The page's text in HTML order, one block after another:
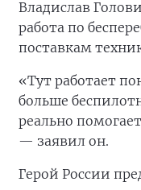
Владислав
работа по
поставкам
«Тут работает
больше
реально
— заявил он.
Герой России